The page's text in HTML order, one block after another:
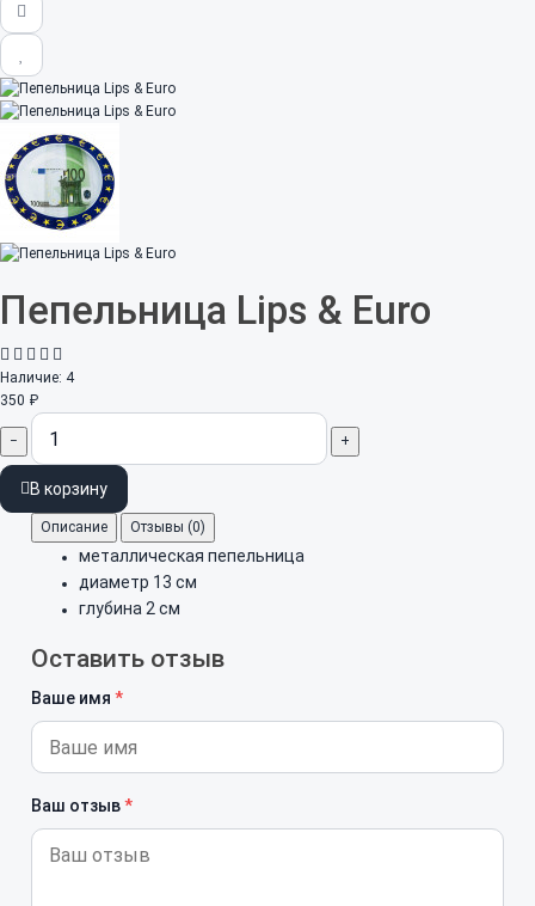
Пепельница Lips & Euro
Наличие: 4
350 ₽
− +
В корзину
Описание Отзывы (0)
металлическая пепельница
диаметр 13 см
глубина 2 см
Оставить отзыв
Ваше имя
Ваш отзыв